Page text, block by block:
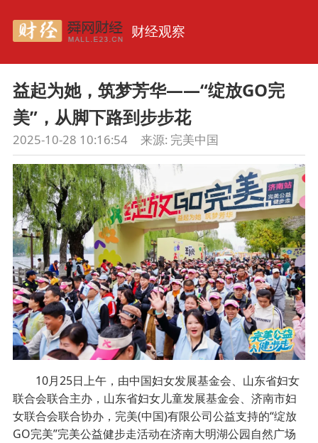
财经观察
益起为她，筑梦芳华——“绽放GO完
美”，从脚下路到步步花
2025-10-28 10:16:54 来源: 完美中国
10月25日上午，由中国妇女发展基金会、山东省妇女
联合会联合主办，山东省妇女儿童发展基金会、济南市妇
女联合会联合协办，完美(中国)有限公司公益支持的“绽放
GO完美”完美公益健步走活动在济南大明湖公园自然广场